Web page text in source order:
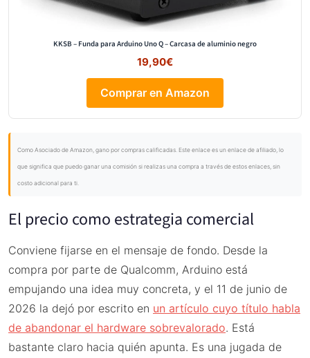
KKSB – Funda para Arduino Uno Q – Carcasa de aluminio negro
19,90€
Comprar en Amazon
Como Asociado de Amazon, gano por compras calificadas. Este enlace es un enlace de afiliado, lo
que significa que puedo ganar una comisión si realizas una compra a través de estos enlaces, sin
costo adicional para ti.
El precio como estrategia comercial
Conviene fijarse en el mensaje de fondo. Desde la
compra por parte de Qualcomm, Arduino está
empujando una idea muy concreta, y el 11 de junio de
2026 la dejó por escrito en un artículo cuyo título habla
de abandonar el hardware sobrevalorado. Está
bastante claro hacia quién apunta. Es una jugada de